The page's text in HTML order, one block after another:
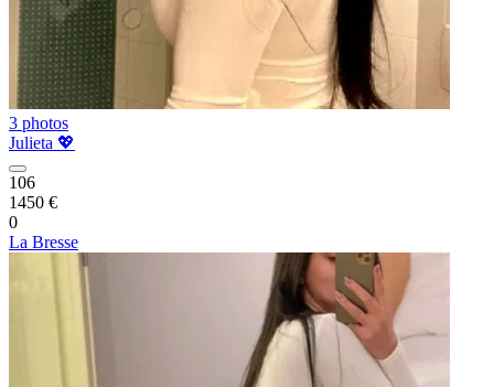
3 photos
Julieta 💖
106
1450 €
0
La Bresse